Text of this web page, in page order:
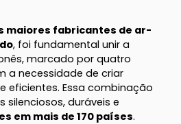
maiores fabricantes de ar-
, foi fundamental unir a
marcado por quatro
a necessidade de criar
eficientes. Essa combinação
silenciosos, duráveis e
em mais de 170 países.